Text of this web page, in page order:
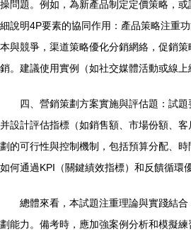
操問題。例如，為新產品制定定價策略
細說明4P要素的協同作用：產品策略注重功能
本與競爭，渠道策略優化分銷網絡，促銷
銷。建議使用實例（如社交媒體活動或線上線
四、營銷策劃方案實施與評估題：試題
并設計評估指標（如銷售額、市場份額、
劃的可行性與控制機制，包括預算分配、
如何通過KPI（關鍵績效指標）和反饋循環優
總體來看，本試題注重理論與實踐結合
劃能力。備考時，應加強案例分析和模擬練